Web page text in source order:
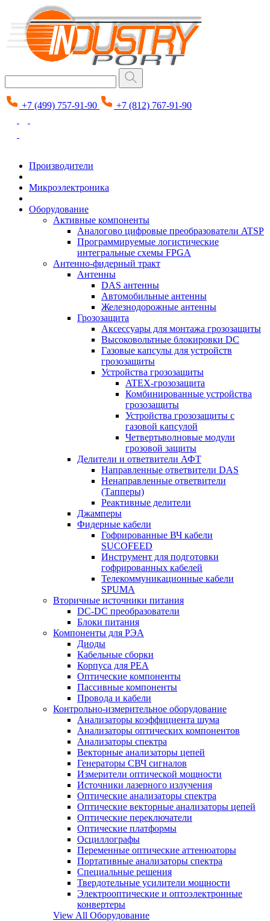
+7 (499) 757-91-90 +7 (812) 767-91-90
Производители
Микроэлектроника
Оборудование
Активные компоненты
Аналогово цифровые преобразователи ATSP
Программируемые логистические
интегральные схемы FPGA
Антенно-фидерный тракт
Антенны
DAS антенны
Автомобильные антенны
Железнодорожные антенны
Грозозащита
Аксессуары для монтажа грозозащиты
Высоковольтные блокировки DC
Газовые капсулы для устройств
грозозащиты
Устройства грозозащиты
ATEX-грозозащита
Комбинированные устройства
грозозащиты
Устройства грозозащиты с
газовой капсулой
Четвертьволновые модули
грозовой защиты
Делители и ответвители АФТ
Направленные ответвители DAS
Ненаправленные ответвители
(Тапперы)
Реактивные делители
Джамперы
Фидерные кабели
Гофрированные ВЧ кабели
SUCOFEED
Инструмент для подготовки
гофрированных кабелей
Телекоммуникационные кабели
SPUMA
Вторичные источники питания
DC-DC преобразователи
Блоки питания
Компоненты для РЭА
Диоды
Кабельные сборки
Корпуса для РЕА
Оптические компоненты
Пассивные компоненты
Провода и кабели
Контрольно-измерительное оборудование
Анализаторы коэффициента шума
Анализаторы оптических компонентов
Анализаторы спектра
Векторные анализаторы цепей
Генераторы СВЧ сигналов
Измерители оптической мощности
Источники лазерного излучения
Оптические анализаторы спектра
Оптические векторные анализаторы цепей
Оптические переключатели
Оптические платформы
Осциллографы
Переменные оптические аттенюаторы
Портативные анализаторы спектра
Специальные решения
Твердотельные усилители мощности
Электрооптические и оптоэлектронные
конвертеры
View All Оборудование